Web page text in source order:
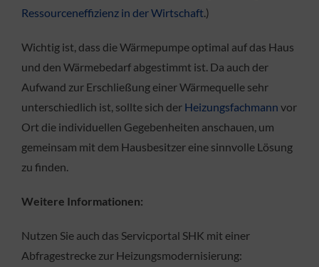
Ressourceneffizienz in der Wirtschaft.)
Wichtig ist, dass die Wärmepumpe optimal auf das Haus
und den Wärmebedarf abgestimmt ist. Da auch der
Aufwand zur Erschließung einer Wärmequelle sehr
unterschiedlich ist, sollte sich der Heizungsfachmann vor
Ort die individuellen Gegebenheiten anschauen, um
gemeinsam mit dem Hausbesitzer eine sinnvolle Lösung
zu finden.
Weitere Informationen:
Nutzen Sie auch das Servicportal SHK mit einer
Abfragestrecke zur Heizungsmodernisierung: